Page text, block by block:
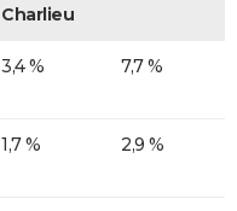
Charlieu
3,4 % 7,7 %
1,7 % 2,9 %